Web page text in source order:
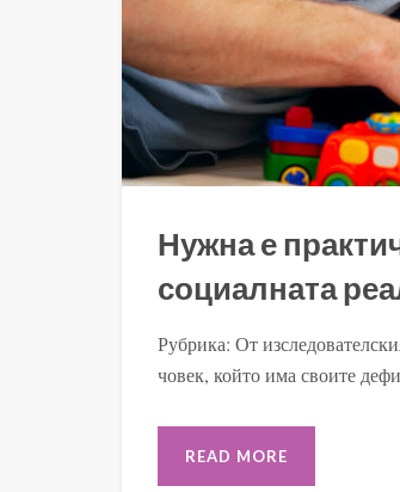
Нужна е
социалната
Рубрика: От
човек, който има своите
READ MORE